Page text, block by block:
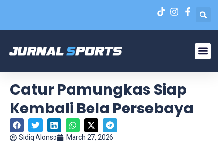
Catur Pamungkas Siap
Kembali Bela Persebaya
Sidiq Alonso March 27, 2026